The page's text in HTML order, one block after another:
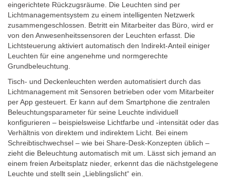
eingerichtete Rückzugsräume. Die Leuchten sind per
Lichtmanagementsystem zu einem intelligenten Netzwerk
zusammengeschlossen. Betritt ein Mitarbeiter das Büro, wird er
von den Anwesenheitssensoren der Leuchten erfasst. Die
Lichtsteuerung aktiviert automatisch den Indirekt-Anteil einiger
Leuchten für eine angenehme und normgerechte
Grundbeleuchtung.
Tisch- und Deckenleuchten werden automatisiert durch das
Lichtmanagement mit Sensoren betrieben oder vom Mitarbeiter
per App gesteuert. Er kann auf dem Smartphone die zentralen
Beleuchtungsparameter für seine Leuchte individuell
konfigurieren – beispielsweise Lichtfarbe und -intensität oder das
Verhältnis von direktem und indirektem Licht. Bei einem
Schreibtischwechsel – wie bei Share-Desk-Konzepten üblich –
zieht die Beleuchtung automatisch mit um. Lässt sich jemand an
einem freien Arbeitsplatz nieder, erkennt das die nächstgelegene
Leuchte und stellt sein „Lieblingslicht“ ein.